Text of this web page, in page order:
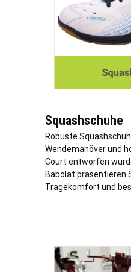
Squashschuhe
Robuste
Wendemanöver und
Court entworfen
Babolat präsentieren
Tragekomfort und